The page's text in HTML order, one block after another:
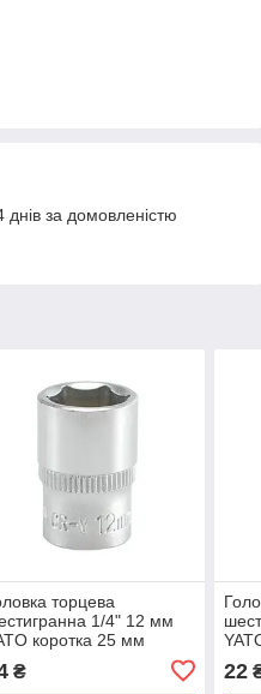
за домовленістю
торцева
1/4" 12 мм
коротка 25 мм
₴ 22